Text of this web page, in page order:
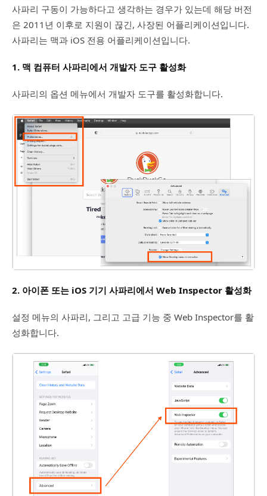
사파리 구동이 가능하다고 생각하는 경우가 있는데 해당 버전
은 2011년 이후로 지원이 끊긴, 사장된 어플리케이션입니다.
사파리는 맥과 iOS 전용 어플리케이션입니다.
1. 맥 컴퓨터 사파리에서 개발자 도구 활성화
사파리의 옵션 메뉴에서 개발자 도구를 활성화합니다.
2. 아이폰 또는 iOS 기기 사파리에서 Web Inspector 활성화
설정 메뉴의 사파리, 그리고 고급 기능 중 Web Inspector를 활
성화합니다.